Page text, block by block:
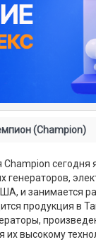
(Champion)
Champion
генераторов,
и занимается
продукция в
их высокому